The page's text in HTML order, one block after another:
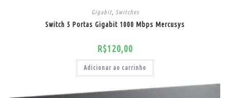
Gigabit, Switches
Switch 5 Portas Gigabit 1000 Mbps Mercusys
R$120,00
Adicionar ao carrinho